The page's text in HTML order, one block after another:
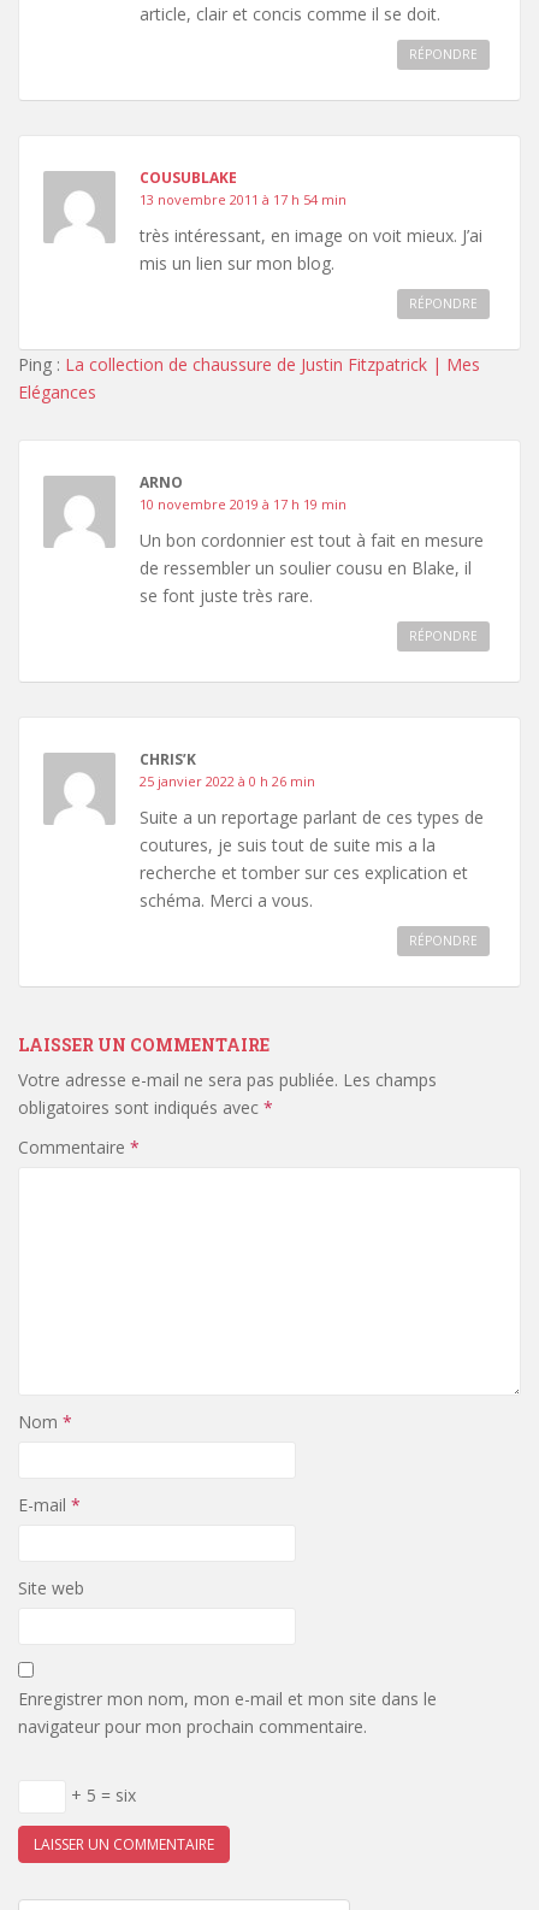
article, clair et concis comme il se doit.
RÉPONDRE
COUSUBLAKE
13 novembre 2011 à 17 h 54 min
très intéressant, en image on voit mieux. J’ai
mis un lien sur mon blog.
RÉPONDRE
Ping : La collection de chaussure de Justin Fitzpatrick | Mes
Elégances
ARNO
10 novembre 2019 à 17 h 19 min
Un bon cordonnier est tout à fait en mesure
de ressembler un soulier cousu en Blake, il
se font juste très rare.
RÉPONDRE
CHRIS’K
25 janvier 2022 à 0 h 26 min
Suite a un reportage parlant de ces types de
coutures, je suis tout de suite mis a la
recherche et tomber sur ces explication et
schéma. Merci a vous.
RÉPONDRE
LAISSER UN COMMENTAIRE
Votre adresse e-mail ne sera pas publiée. Les champs
obligatoires sont indiqués avec *
Commentaire *
Nom *
E-mail *
Site web
Enregistrer mon nom, mon e-mail et mon site dans le
navigateur pour mon prochain commentaire.
+ 5 = six